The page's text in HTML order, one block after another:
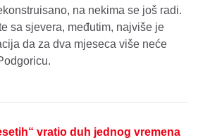
na nekima se još radi.
sa sjevera, međutim, najviše je
da za dva mjeseca više neće
vratio duh jednog vremena